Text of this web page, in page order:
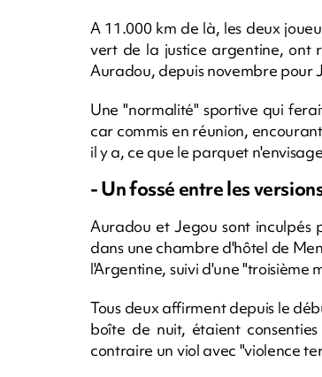
A 11.000 km de là, les deux
vert de la justice argentine, ont
Auradou, depuis novembre pour
Une "normalité" sportive qui
car commis en réunion,
il y a, ce que le parquet
- Un fossé entre les
Auradou et Jegou sont inculpés
dans une chambre d'hôtel de
l'Argentine, suivi d'une "troisième
Tous deux affirment depuis le
boîte de nuit, étaient
contraire un viol avec "violence